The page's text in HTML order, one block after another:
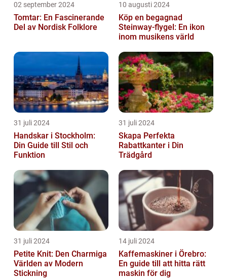
02 september 2024
Tomtar: En Fascinerande
Del av Nordisk Folklore
10 augusti 2024
Köp en begagnad
Steinway-flygel: En ikon
inom musikens värld
31 juli 2024
Handskar i Stockholm:
Din Guide till Stil och
Funktion
31 juli 2024
Skapa Perfekta
Rabattkanter i Din
Trädgård
31 juli 2024
Petite Knit: Den Charmiga
Världen av Modern
Stickning
14 juli 2024
Kaffemaskiner i Örebro:
En guide till att hitta rätt
maskin för dig